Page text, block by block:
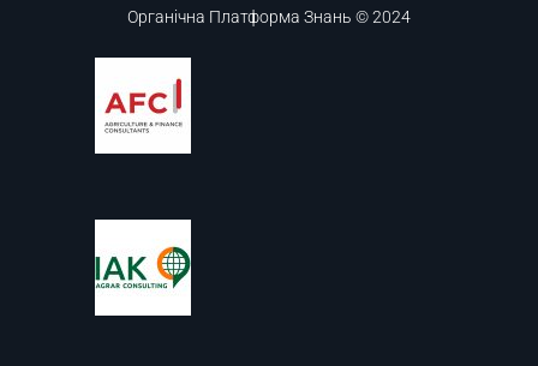
Органічна Платформа Знань © 2024